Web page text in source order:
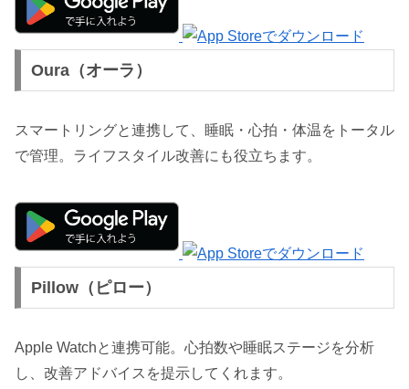
Oura（オーラ）
スマートリングと連携して、睡眠・心拍・体温をトータル
で管理。ライフスタイル改善にも役立ちます。
Pillow（ピロー）
Apple Watchと連携可能。心拍数や睡眠ステージを分析
し、改善アドバイスを提示してくれます。